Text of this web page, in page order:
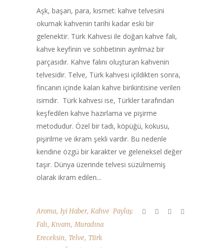
Aşk, başarı, para, kısmet: kahve telvesini
okumak kahvenin tarihi kadar eski bir
gelenektir. Türk Kahvesi ile doğan kahve falı,
kahve keyfinin ve sohbetinin ayrılmaz bir
parçasıdır. Kahve falını oluşturan kahvenin
telvesidir. Telve, Türk kahvesi içildikten sonra,
fincanın içinde kalan kahve birikintisine verilen
isimdir. Türk kahvesi ise, Türkler tarafından
keşfedilen kahve hazırlama ve pişirme
metodudur. Özel bir tadı, köpüğü, kokusu,
pişirilme ve ikram şekli vardır. Bu nedenle
kendine özgü bir karakter ve geleneksel değer
taşır. Dünya üzerinde telvesi süzülmemiş
olarak ikram edilen...
Aroma, Iyi Haber, Kahve
Falı, Kıvam,Muradına
Ereceksin, Telve, Türk
Paylaş: